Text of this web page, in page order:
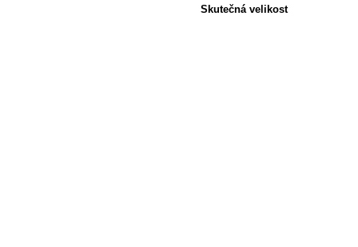
Skutečná velikost